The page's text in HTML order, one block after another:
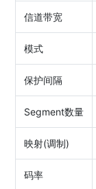
信道带宽
模式
保护间隔
Segment数量
映射(调制)
码率